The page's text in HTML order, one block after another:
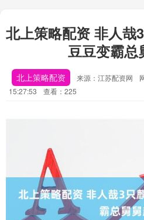
北上策略配资 非人哉
豆豆变霸总
北上策略配资 来源：江苏配资网
15:27:53
查看：225